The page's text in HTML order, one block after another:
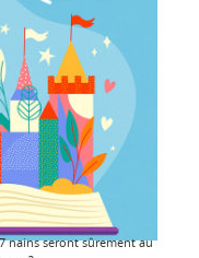
nains seront sûrement au